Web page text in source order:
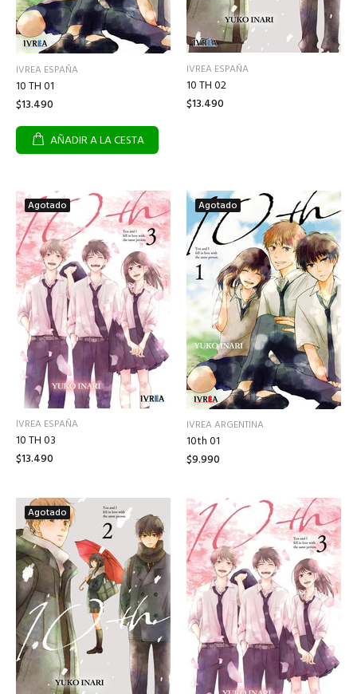
IVREA ESPAÑA
10 TH 01
$13.490
AÑADIR A LA CESTA
IVREA ESPAÑA
10 TH 02
$13.490
Agotado
IVREA ESPAÑA
10 TH 03
$13.490
Agotado
IVREA ARGENTINA
10th 01
$9.990
Agotado